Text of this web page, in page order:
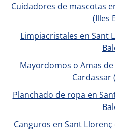
Cuidadores de mascotas
(Illes
Limpiacristales en Sant
Mayordomos o Amas
Cardassar
Planchado de ropa en
Canguros en Sant